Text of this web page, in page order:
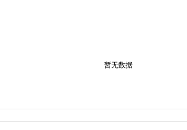
暂无数据